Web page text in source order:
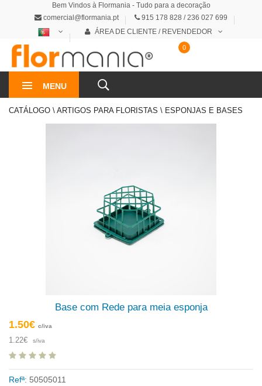
Bem Vindos à Flormania - Tudo para a decoração
comercial@flormania.pt
915 178 828 / 236 027 699
ÁREA DE CLIENTE / REVENDEDOR
MENU
0
CATÁLOGO \ ARTIGOS PARA FLORISTAS \ ESPONJAS E BASES
Base com Rede para meia esponja
1.50€ c/iva
1.22€ s/iva
Refª: 50505011